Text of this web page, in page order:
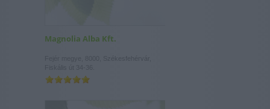
Magnolia Alba Kft.